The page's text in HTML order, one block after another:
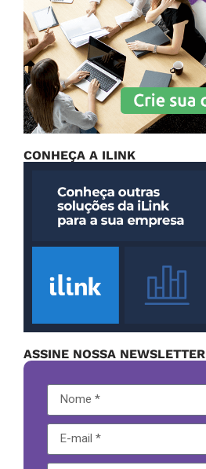
CONHEÇA A ILINK
ASSINE NOSSA NEWSLETTER